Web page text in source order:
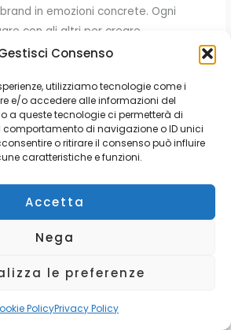
Consenso
utilizziamo tecnologie come i
e/o accedere alle informazioni del
a queste tecnologie ci permetterà di
di navigazione o ID unici
o ritirare il consenso può influire
caratteristiche e funzioni.
Accetta
Nega
le preferenze
PolicyPrivacy Policy
in emozioni concrete. Ogni
con gli altri per creare
riconoscibile e memorabile. È un
sensoriale. Quando tutti i sensi
il brand smette di essere soltanto
vissuto e ricordato. Cos’è il branding
multisensoriale è una strategia
per costruire un’identità di marca
L’obiettivo non è stimolare i
rafforzare il posizionamento del
customer experience. Un’esperienza
la memorabilità del brand; rafforzare la